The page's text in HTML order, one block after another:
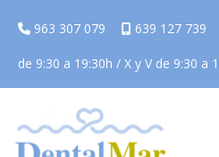
963 307 079 639 127 739
de 9:30 a 19:30h / X y V de 9:30 a